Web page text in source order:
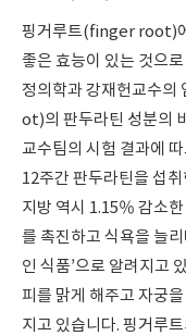
핑거루트(finger root)에
좋은 효능이 있는 것으
정의학과 강재헌교수
ot)의 판두라틴 성분의
교수팀의 시험 결과에
12주간 판두라틴을 섭취
지방 역시 1.15％ 감소
를 촉진하고 식욕을 늘
인 식품’으로 알려지고
피를 맑게 해주고 자궁
지고 있습니다. 핑거루트